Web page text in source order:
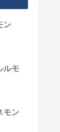
ン
ルモ
モン